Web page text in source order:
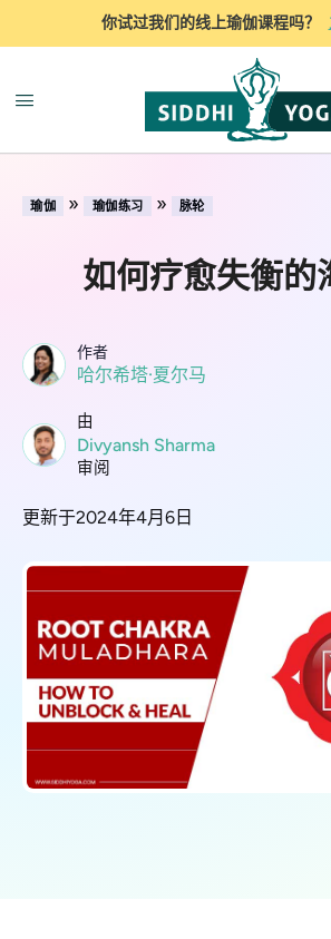
你试过我们的线上瑜伽课程吗？
瑜伽 » 瑜伽练习 » 脉轮
如何疗愈失衡的
作者
哈尔希塔·夏尔马
由
Divyansh Sharma
审阅
更新于2024年4月6日